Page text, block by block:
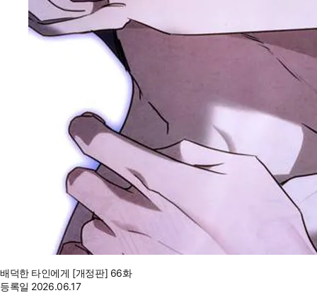
배덕한 타인에게 [개정판] 66화
등록일 2026.06.17